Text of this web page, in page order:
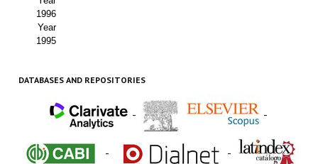
1996
Year
1995
DATABASES AND REPOSITORIES
- -
-
-